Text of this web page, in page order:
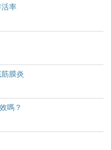
率
膜炎
嗎？